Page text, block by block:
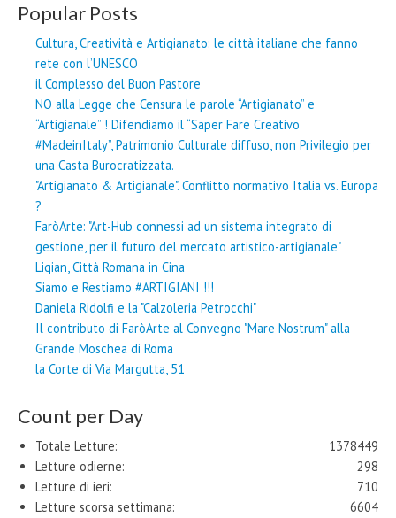
Popular Posts
Cultura, Creatività e Artigianato: le città italiane che fanno
rete con l’UNESCO
il Complesso del Buon Pastore
NO alla Legge che Censura le parole “Artigianato” e
“Artigianale” ! Difendiamo il “Saper Fare Creativo
#MadeinItaly”, Patrimonio Culturale diffuso, non Privilegio per
una Casta Burocratizzata.
"Artigianato & Artigianale". Conflitto normativo Italia vs. Europa
?
FaròArte: "Art-Hub connessi ad un sistema integrato di
gestione, per il futuro del mercato artistico-artigianale"
Liqian, Città Romana in Cina
Siamo e Restiamo #ARTIGIANI !!!
Daniela Ridolfi e la "Calzoleria Petrocchi"
Il contributo di FaròArte al Convegno "Mare Nostrum" alla
Grande Moschea di Roma
la Corte di Via Margutta, 51
Count per Day
1378449
Totale Letture:
298
Letture odierne:
710
Letture di ieri:
6604
Letture scorsa settimana: